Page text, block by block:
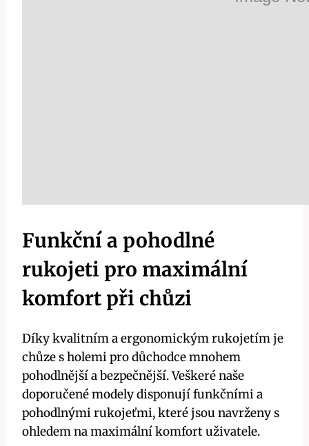
Funkční a pohodlné
rukojeti pro maximální
komfort při chůzi
Díky kvalitním a ergonomickým rukojetím je
chůze s holemi pro důchodce mnohem
pohodlnější a bezpečnější. Veškeré naše
doporučené modely disponují funkčními a
pohodlnými rukojeťmi, které jsou navrženy s
ohledem na maximální komfort uživatele.